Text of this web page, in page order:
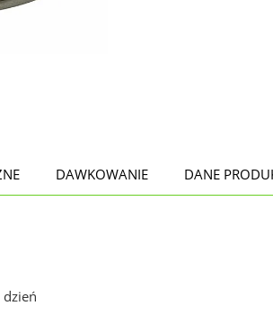
DAWKOWANIE DANE